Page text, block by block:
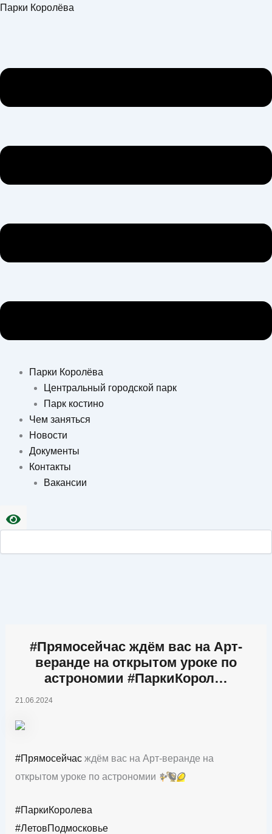
Перейти
Парки Королёва
Меню
Парки Королёва
Центральный городской парк
Парк костино
Чем заняться
Новости
Документы
Контакты
Вакансии
#Прямосейчас ждём вас на Арт-
веранде на открытом уроке по
астрономии #ПаркиКорол…
21.06.2024
#Прямосейчасждём вас на Арт-веранде на
открытом уроке по астрономии ✨🪐🌕
#ПаркиКоролева
#ЛетовПодмосковье